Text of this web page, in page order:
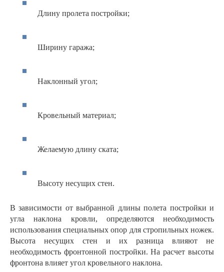
Длину пролета постройки;
Ширину гаража;
Наклонный угол;
Кровельный материал;
Желаемую длину ската;
Высоту несущих стен.
В зависимости от выбранной длины полета постройки и
угла наклона кровли, определяются необходимость
использования специальных опор для стропильных ножек.
Высота несущих стен и их разница влияют не
необходимость фронтонной постройки. На расчет высоты
фронтона влияет угол кровельного наклона.